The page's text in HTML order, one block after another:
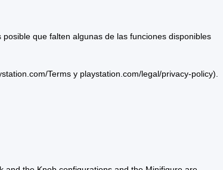
que falten algunas de las funciones disponibles
Terms y playstation.com/legal/privacy-policy).